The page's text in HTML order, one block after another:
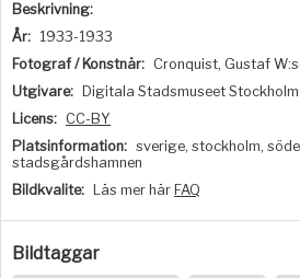
Beskrivning:
År: 1933-1933
Fotograf / Konstnär: Cronquist, Gustaf
Utgivare:
Digitala Stadsmuseet Stockholm
Licens: CC-BY
Platsinformation: sverige, stockholm,
stadsgårdshamnen
Bildkvalite:
Läs mer här FAQ
Bildtaggar